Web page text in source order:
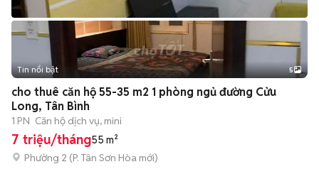
Tin nổi bật 5
cho thuê căn hộ 55-35 m2 1 phòng ngủ đường Cửu
Long, Tân Bình
1 PN Căn hộ dịch vụ, mini
7 triệu/tháng55 m²
Phường 2 (P. Tân Sơn Hòa mới)